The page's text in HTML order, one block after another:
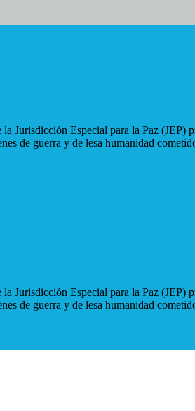
Jurisdicción Especial para la Paz
de guerra y de lesa humanidad
Jurisdicción Especial para la Paz
de guerra y de lesa humanidad